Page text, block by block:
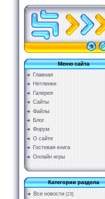
Меню сайта
Главная
Нетленки
Галерея
Сайты
Файлы
Блог
Форум
О сайте
Гостевая книга
Онлайн игры
Категории раздела
Все новости [23]